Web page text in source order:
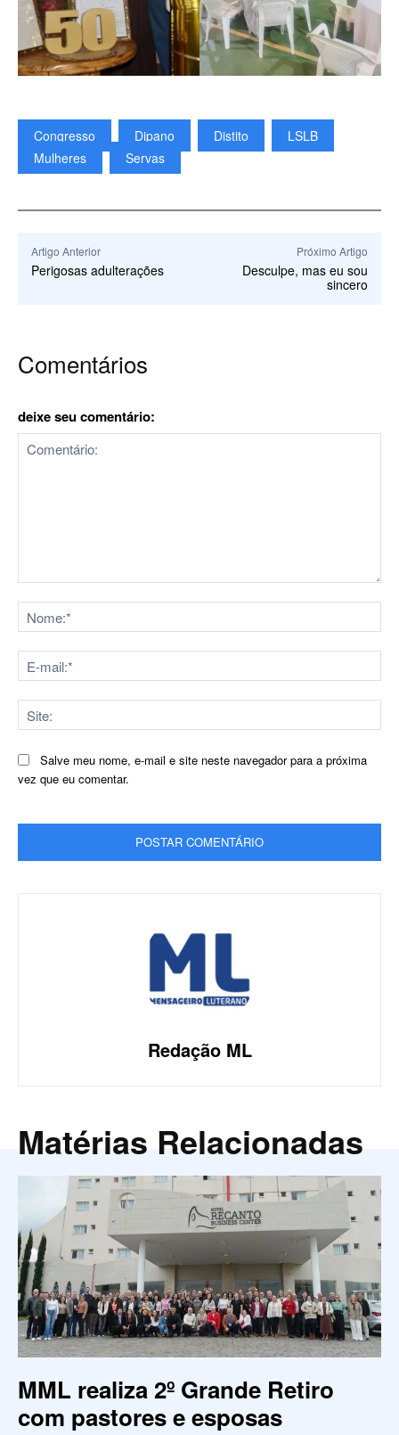
Congresso Dipano Distito
LSLB
Mulheres
Servas
Artigo Anterior
Perigosas adulterações
Próximo Artigo
Desculpe, mas eu sou
sincero
Comentários
deixe seu comentário:
Salve meu nome, e-mail e site neste navegador para a próxima
vez que eu comentar.
Redação ML
Matérias Relacionadas
MML realiza 2º Grande Retiro
com pastores e esposas